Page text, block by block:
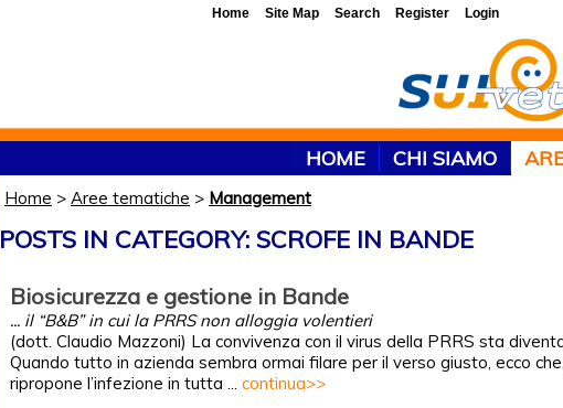
HOME CHI SIAMO
Home > Aree tematiche > Management
POSTS IN CATEGORY: SCROFE IN BANDE
Biosicurezza e gestione in Bande
... il “B&B” in cui la PRRS non alloggia volentieri
(dott. Claudio Mazzoni) La convivenza con il virus della PRRS sta
Quando tutto in azienda sembra ormai filare per il verso giusto, ecco
ripropone l’infezione in tutta ... continua>>
Home Site Map Search Register Login